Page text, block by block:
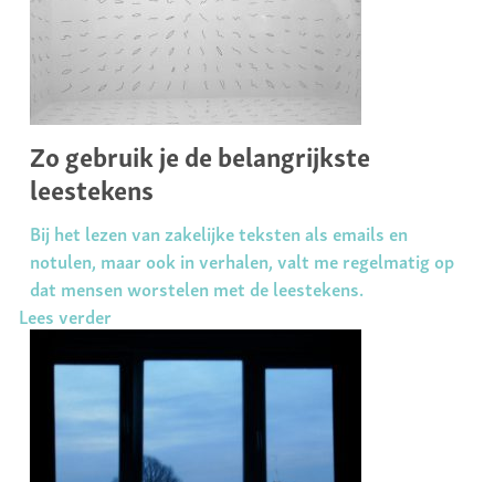
Zo gebruik je de belangrijkste
leestekens
Bij het lezen van zakelijke teksten als emails en
notulen, maar ook in verhalen, valt me regelmatig op
dat mensen worstelen met de leestekens.
Lees verder